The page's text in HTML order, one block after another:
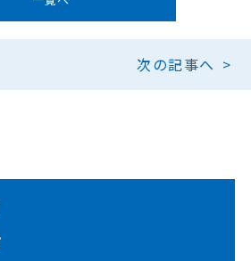
次の記事へ